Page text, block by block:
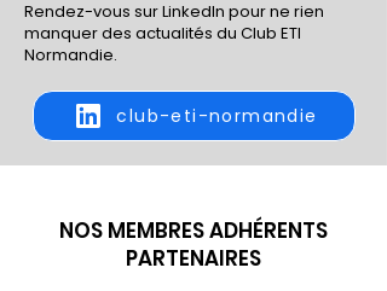
Rendez-vous sur LinkedIn pour ne rien
manquer des actualités du Club ETI
Normandie.
club-eti-normandie
NOS MEMBRES ADHÉRENTS
PARTENAIRES